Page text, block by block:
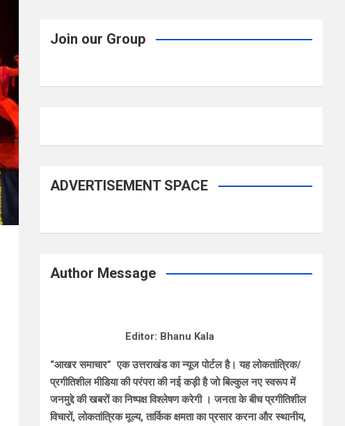
Join our Group
ADVERTISEMENT SPACE
Author Message
Editor: Bhanu Kala
“आखर समाचार” एक उत्तराखंड का न्यूज पोर्टल है। यह लोकतांत्रिक/
प्रगीतिशील मीडिया की परंपरा की नई कड़ी है जो बिल्कुल नए स्वरूप में
जनमुद्दे की खबरों का निष्पक्ष विश्लेषण करेगी । जनता के बीच प्रगीतिशील
विचारों, लोकतांत्रिक मूल्य, तार्किक क्षमता का प्रसार करना और स्थानीय,